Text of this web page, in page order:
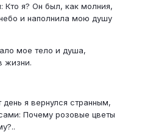
Кто я? Он был, как молния,
и наполнила мою душу
мое тело и душа,
жизни.
я вернулся странным,
Почему розовые цветы